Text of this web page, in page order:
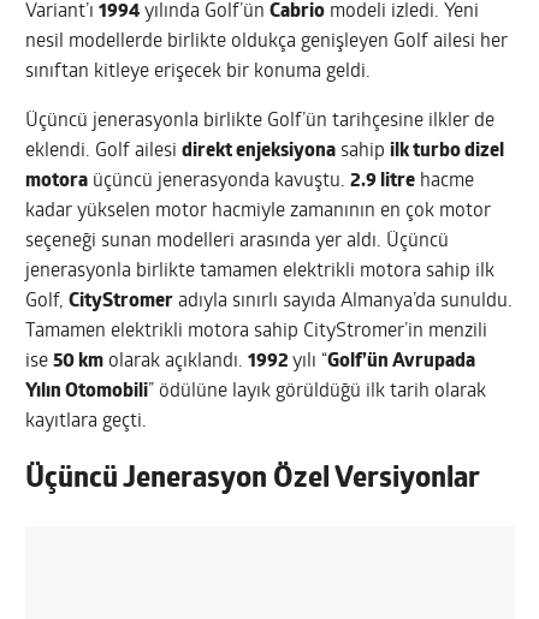
Variant’ı1994 yılında Golf’ünCabrio modeli izledi. Yeni
nesil modellerde birlikte oldukça genişleyen Golf ailesi her
sınıftan kitleye erişecek bir konuma geldi.
Üçüncü jenerasyonla birlikte Golf’ün tarihçesine ilkler de
eklendi. Golf ailesidirekt enjeksiyona sahipilk turbo dizel
motora üçüncü jenerasyonda kavuştu.2.9 litre hacme
kadar yükselen motor hacmiyle zamanının en çok motor
seçeneği sunan modelleri arasında yer aldı. Üçüncü
jenerasyonla birlikte tamamen elektrikli motora sahip ilk
Golf,CityStromer adıyla sınırlı sayıda Almanya’da sunuldu.
Tamamen elektrikli motora sahip CityStromer’in menzili
ise50 km olarak açıklandı.1992yılı “Golf’ün Avrupada
Yılın Otomobili” ödülüne layık görüldüğü ilk tarih olarak
kayıtlara geçti.
Üçüncü Jenerasyon Özel Versiyonlar